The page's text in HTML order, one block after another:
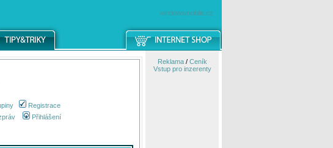
windowsmobile.cz
Registrace
Přihlášení
Reklama/ Ceník
Vstup pro inzerenty